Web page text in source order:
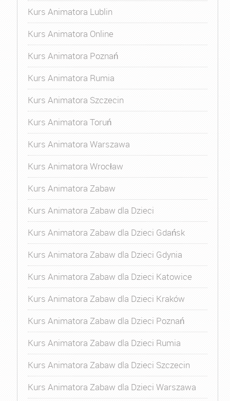
Kurs Animatora Lublin
Kurs Animatora Online
Kurs Animatora Poznań
Kurs Animatora Rumia
Kurs Animatora Szczecin
Kurs Animatora Toruń
Kurs Animatora Warszawa
Kurs Animatora Wrocław
Kurs Animatora Zabaw
Kurs Animatora Zabaw dla Dzieci
Kurs Animatora Zabaw dla Dzieci Gdańsk
Kurs Animatora Zabaw dla Dzieci Gdynia
Kurs Animatora Zabaw dla Dzieci Katowice
Kurs Animatora Zabaw dla Dzieci Kraków
Kurs Animatora Zabaw dla Dzieci Poznań
Kurs Animatora Zabaw dla Dzieci Rumia
Kurs Animatora Zabaw dla Dzieci Szczecin
Kurs Animatora Zabaw dla Dzieci Warszawa